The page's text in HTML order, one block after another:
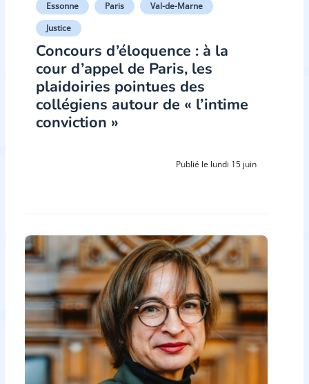
Essonne Paris
Val-de-Marne
Justice
Concours d’éloquence : à la
cour d’appel de Paris, les
plaidoiries pointues des
collégiens autour de « l’intime
conviction »
Publié le lundi 15 juin